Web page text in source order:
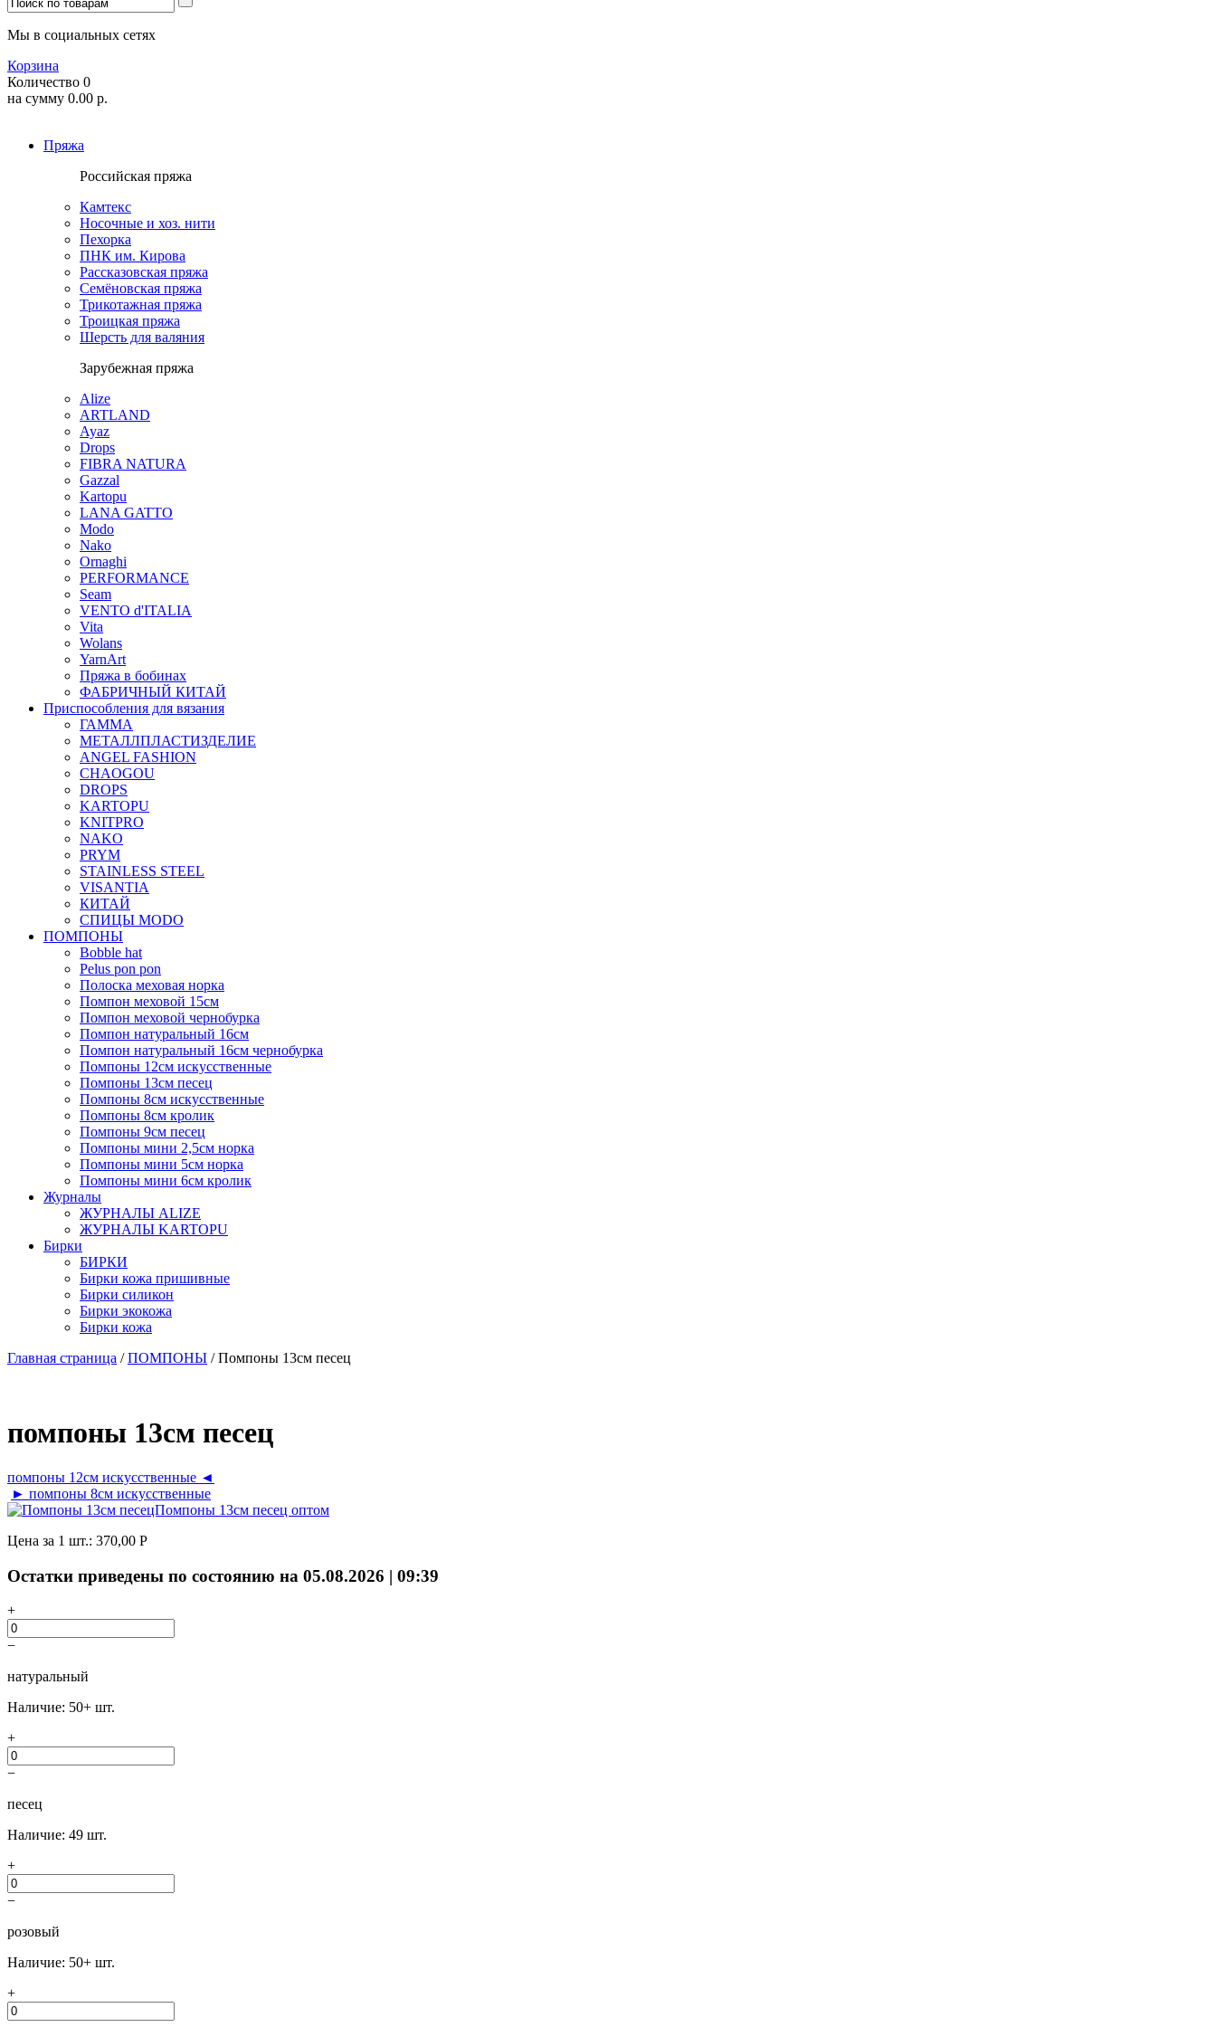
Мы в социальных сетях
Корзина
Количество 0
на сумму 0.00 р.
Пряжа
Российская пряжа
Камтекс
Носочные и хоз. нити
Пехорка
ПНК им. Кирова
Рассказовская пряжа
Семёновская пряжа
Трикотажная пряжа
Троицкая пряжа
Шерсть для валяния
Зарубежная пряжа
Alize
ARTLAND
Ayaz
Drops
FIBRA NATURA
Gazzal
Kartopu
LANA GATTO
Modo
Nako
Ornaghi
PERFORMANCE
Seam
VENTO d'ITALIA
Vita
Wolans
YarnArt
Пряжа в бобинах
ФАБРИЧНЫЙ КИТАЙ
Приспособления для вязания
ГАММА
МЕТАЛЛПЛАСТИЗДЕЛИЕ
ANGEL FASHION
CHAOGOU
DROPS
KARTOPU
KNITPRO
NAKO
PRYM
STAINLESS STEEL
VISANTIA
КИТАЙ
СПИЦЫ MODO
ПОМПОНЫ
Bobble hat
Pelus pon pon
Полоска меховая норка
Помпон меховой 15см
Помпон меховой чернобурка
Помпон натуральный 16см
Помпон натуральный 16см чернобурка
Помпоны 12см искусственные
Помпоны 13см песец
Помпоны 8см искусственные
Помпоны 8см кролик
Помпоны 9см песец
Помпоны мини 2,5см норка
Помпоны мини 5см норка
Помпоны мини 6см кролик
Журналы
ЖУРНАЛЫ ALIZE
ЖУРНАЛЫ KARTOPU
Бирки
БИРКИ
Бирки кожа пришивные
Бирки силикон
Бирки экокожа
Бирки кожа
Главная страница /ПОМПОНЫ / Помпоны 13см песец
помпоны 13см песец
помпоны 12см искусственные ◄
► помпоны 8см искусственные
Цена за 1 шт.: 370,00 Р
Остатки приведены по состоянию на 05.08.2026 | 09:39
+
−
натуральный
Наличие: 50+ шт.
+
−
песец
Наличие: 49 шт.
+
−
розовый
Наличие: 50+ шт.
+